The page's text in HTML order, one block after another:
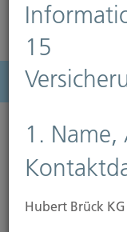
Menü
15
1.
Hubert Brück